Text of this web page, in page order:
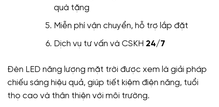
quà tặng
Miễn phí vận chuyển, hỗ trợ lắp đặt
Dịch vụ tư vấn và CSKH 24/7
Đèn LED năng lượng mặt trời được xem là giải pháp
chiếu sáng hiệu quả, giúp tiết kiệm điện năng, tuổi
thọ cao và thân thiện với môi trường.